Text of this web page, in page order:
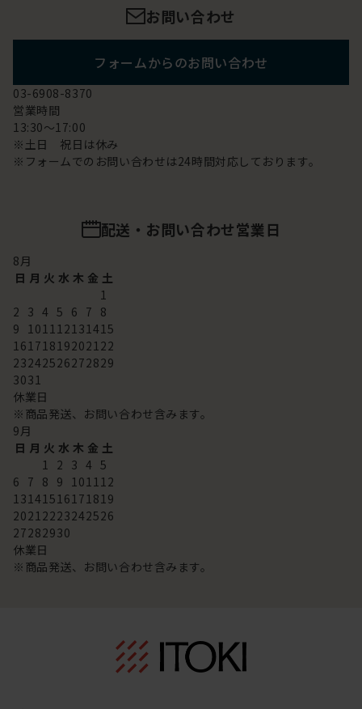
お問い合わせ
フォームからのお問い合わせ
03-6908-8370
営業時間
13:30～17:00
※土日 祝日は休み
※フォームでのお問い合わせは24時間対応しております。
配送・お問い合わせ営業日
8 月
日 月 火 水 木 金 土
1
2 3 4 5 6 7 8
9
10 11 12 13 14 15
16 17 18 192021 22
23242526272829
3031
休業日
※商品発送、お問い合わせ含みます。
9 月
日 月 火 水 木 金 土
1
2 3 4 5
6 7 8 9 10 11 12
13 14 15 16 17 18 19
2021 2223242526
27282930
休業日
※商品発送、お問い合わせ含みます。